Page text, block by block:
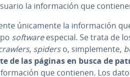
la in­fo­r­ma­ción que
úni­ca­me­n­te la in­fo­r­ma­ción
softwareespecial. Se trata de
, spiderso, si­m­ple­me­n­te,
de las páginas en busca de
que contienen. Los